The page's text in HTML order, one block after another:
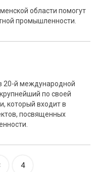
области помогут
промышленности.
20-й международной
по своей
который входит в
посвященных
4